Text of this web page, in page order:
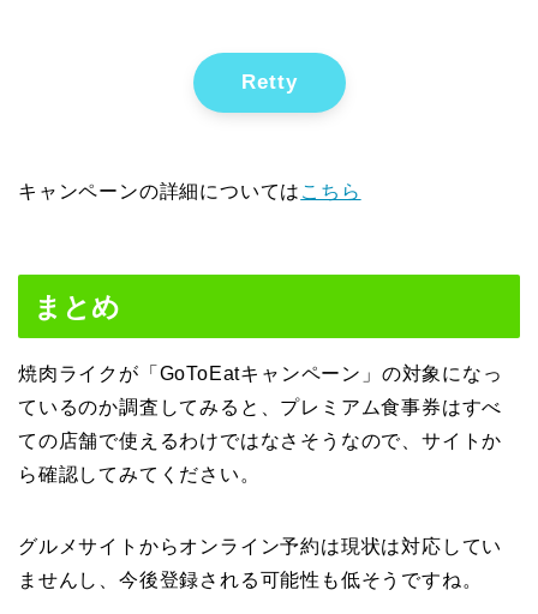
Retty
キャンペーンの詳細については こちら
まとめ
焼肉ライクが「GoToEatキャンペーン」の対象になっ
ているのか調査してみると、プレミアム食事券はすべ
ての店舗で使えるわけではなさそうなので、サイトか
ら確認してみてください。
グルメサイトからオンライン予約は現状は対応してい
ませんし、今後登録される可能性も低そうですね。